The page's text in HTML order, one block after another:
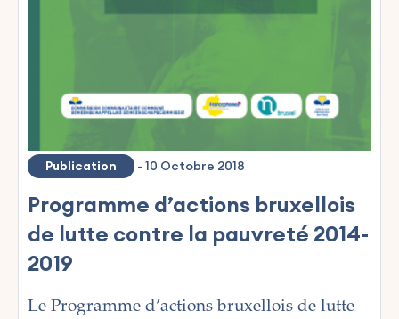
Programme d’actions bruxellois
de lutte contre la pauvreté 2014-
2019
Publication - 10 Octobre 2018
Le Programme d’actions bruxellois de lutte